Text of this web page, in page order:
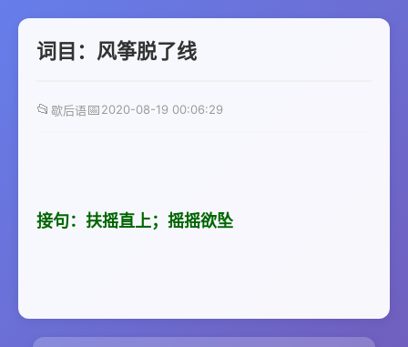
词目：风筝脱了线
📂 歇后语📅2020-08-19 00:06:29
接句：扶摇直上；摇摇欲坠